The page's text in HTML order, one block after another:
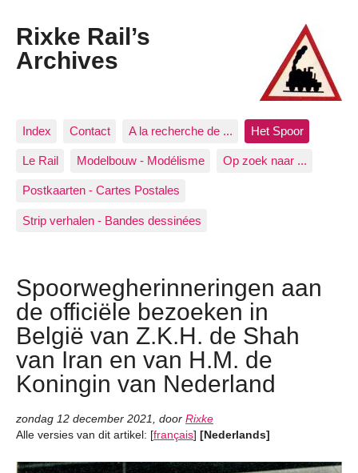
Rixke Rail’s
Archives
Index Contact A la recherche de ... Het Spoor
Le Rail Modelbouw - Modélisme Op zoek naar ...
Postkaarten - Cartes Postales
Strip verhalen - Bandes dessinées
Spoorwegherinneringen aan
de officiële bezoeken in
België van Z.K.H. de Shah
van Iran en van H.M. de
Koningin van Nederland
zondag 12 december 2021, door Rixke
Alle versies van dit artikel: [français] [Nederlands]